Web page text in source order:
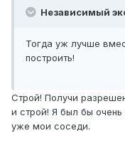
Независимый
Тогда уж лучше
построить!
Строй! Получи
и строй! Я был бы
уже мои соседи.